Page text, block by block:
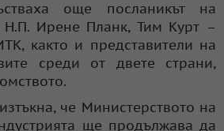
още посланикът на
Ирене Планк, Тим Курт –
както и представители на
среди от двете страни,
че Министерството на
ще продължава да